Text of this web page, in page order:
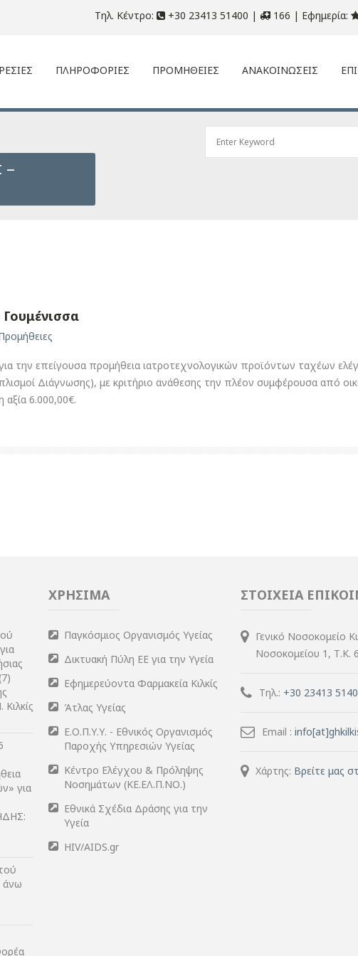
Τηλ. Κέντρο: +30 23413 51400 | 166 | Εφημερία:
ΠΛΗΡΟΦΟΡΙΕΣ ΠΡΟΜΗΘΕΙΕΣ ΑΝΑΚΟΙΝΩΣΕΙΣ
–
την επείγουσα προμήθεια ιατροτεχνολογικών προϊόντων ταχέων
Διάγνωσης), με κριτήριο ανάθεσης την πλέον συμφέρουσα από
6.000,00€.
για
άνω
ΧΡΗΣΙΜΑ
Παγκόσμιος Οργανισμός Υγείας
Δικτυακή Πύλη ΕΕ για την Υγεία
Εφημερεύοντα Φαρμακεία Κιλκίς
Άτλας Υγείας
Ε.Ο.Π.Υ.Υ. - Εθνικός Οργανισμός
Παροχής Υπηρεσιών Υγείας
Κέντρο Ελέγχου & Πρόληψης
Νοσημάτων (ΚΕ.ΕΛ.Π.ΝΟ.)
Εθνικά Σχέδια Δράσης για την
Υγεία
HIV/AIDS.gr
ΣΤΟΙΧΕΙΑ
Γενικό Νοσοκομείο
Νοσοκομείου 1, Τ.Κ.
Τηλ.: +30 23413
Email :
Χάρτης: Βρείτε μας